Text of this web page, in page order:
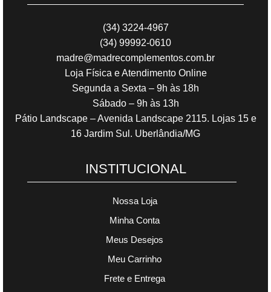
(34) 3224-4967
(34) 99992-0610
madre@madrecomplementos.com.br
Loja Física e Atendimento Online
Segunda a Sexta – 9h às 18h
Sábado – 9h às 13h
Pátio Landscape – Avenida Landscape 2115. Lojas 15 e
16 Jardim Sul. Uberlândia/MG
INSTITUCIONAL
Nossa Loja
Minha Conta
Meus Desejos
Meu Carrinho
Frete e Entrega